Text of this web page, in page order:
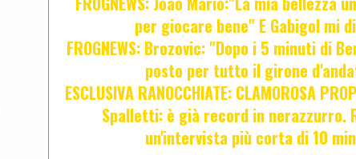
per giocare bene" E Gabigol mi
FROGNEWS: Brozovic: "Dopo i 5 minuti di
posto per tutto il girone
ESCLUSIVA RANOCCHIATE: CLAMOROSA
Spalletti: è già record in nerazzurro.
un'intervista più corta di 10